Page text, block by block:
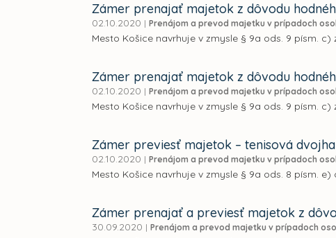
Zámer prenajať majetok z dôvodu
02.10.2020 | Prenájom a prevod majetku v prípadoch
Mesto Košice navrhuje v zmysle § 9a ods. 9 písm.
Zámer prenajať majetok z dôvodu
02.10.2020 | Prenájom a prevod majetku v prípadoch
Mesto Košice navrhuje v zmysle § 9a ods. 9 písm.
Zámer previesť majetok – tenisová
02.10.2020 | Prenájom a prevod majetku v prípadoch
Mesto Košice navrhuje v zmysle § 9a ods. 8 písm.
Zámer prenajať a previesť majetok z
30.09.2020 | Prenájom a prevod majetku v prípadoch